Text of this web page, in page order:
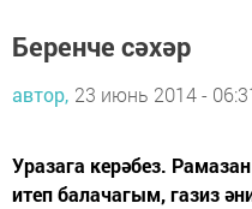
Беренче сәхәр
автор, 23 июнь 2014 -
Уразага керәбез.
итеп балачагым, газиз